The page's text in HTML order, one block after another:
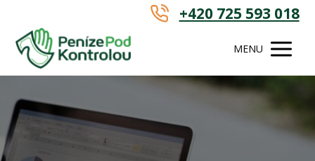
+420 725 593 018
MENU